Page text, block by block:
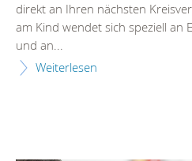
direkt an Ihren nächsten
am Kind wendet sich speziell an
und an...
Weiterlesen